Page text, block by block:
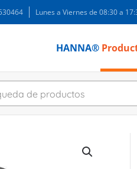
Lunes a Viernes de 08:30 a
HANNA®